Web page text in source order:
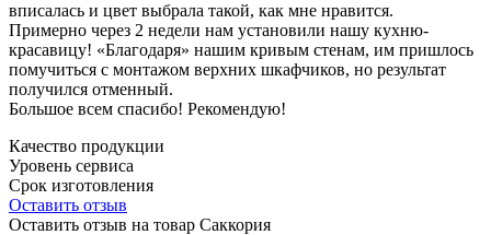
вписалась и цвет выбрала такой, как мне нравится.
Примерно через 2 недели нам установили нашу кухню-
красавицу! «Благодаря» нашим кривым стенам, им пришлось
помучиться с монтажом верхних шкафчиков, но результат
получился отменный.
Большое всем спасибо! Рекомендую!
Качество продукции
Уровень сервиса
Срок изготовления
Оставить отзыв
Оставить отзыв на товар Саккория